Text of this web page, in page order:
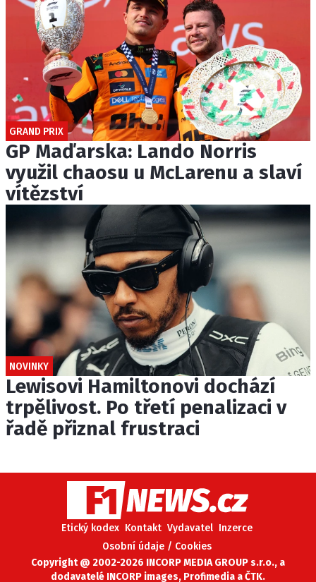
GRAND PRIX
GP Maďarska: Lando Norris
využil chaosu u McLarenu a slaví
vítězství
NOVINKY
Lewisovi Hamiltonovi dochází
trpělivost. Po třetí penalizaci v
řadě přiznal frustraci
Etický kodex Kontakt Vydavatel Inzerce
Osobní údaje / Cookies
Copyright @ 2002-2026 INCORP MEDIA GROUP s.r.o., a
dodavatelé INCORP images, Profimedia a ČTK.